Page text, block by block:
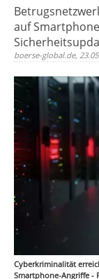
auf
boerse-global.de,
Cyberkriminalität
Smartphone-Angriffe -